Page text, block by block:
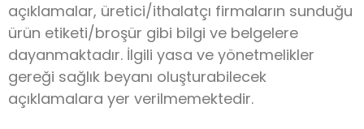
açıklamalar, üretici/ithalatçı firmaların sunduğu
ürün etiketi/broşür gibi bilgi ve belgelere
dayanmaktadır. İlgili yasa ve yönetmelikler
gereği sağlık beyanı oluşturabilecek
açıklamalara yer verilmemektedir.